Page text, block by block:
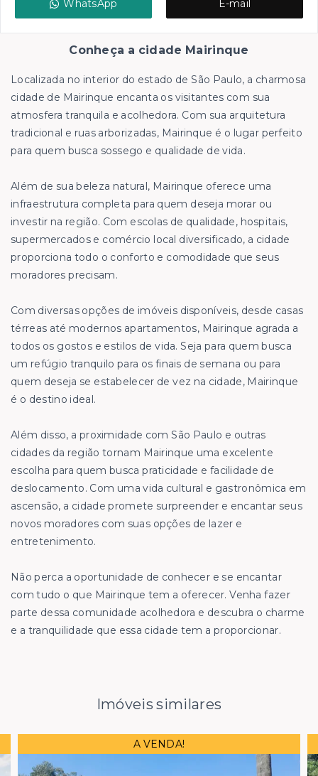
WhatsApp E-mail
Conheça a cidade Mairinque
Localizada no interior do estado de São Paulo, a charmosa
cidade de Mairinque encanta os visitantes com sua
atmosfera tranquila e acolhedora. Com sua arquitetura
tradicional e ruas arborizadas, Mairinque é o lugar perfeito
para quem busca sossego e qualidade de vida.
Além de sua beleza natural, Mairinque oferece uma
infraestrutura completa para quem deseja morar ou
investir na região. Com escolas de qualidade, hospitais,
supermercados e comércio local diversificado, a cidade
proporciona todo o conforto e comodidade que seus
moradores precisam.
Com diversas opções de imóveis disponíveis, desde casas
térreas até modernos apartamentos, Mairinque agrada a
todos os gostos e estilos de vida. Seja para quem busca
um refúgio tranquilo para os finais de semana ou para
quem deseja se estabelecer de vez na cidade, Mairinque
é o destino ideal.
Além disso, a proximidade com São Paulo e outras
cidades da região tornam Mairinque uma excelente
escolha para quem busca praticidade e facilidade de
deslocamento. Com uma vida cultural e gastronômica em
ascensão, a cidade promete surpreender e encantar seus
novos moradores com suas opções de lazer e
entretenimento.
Não perca a oportunidade de conhecer e se encantar
com tudo o que Mairinque tem a oferecer. Venha fazer
parte dessa comunidade acolhedora e descubra o charme
e a tranquilidade que essa cidade tem a proporcionar.
Imóveis similares
A VENDA!